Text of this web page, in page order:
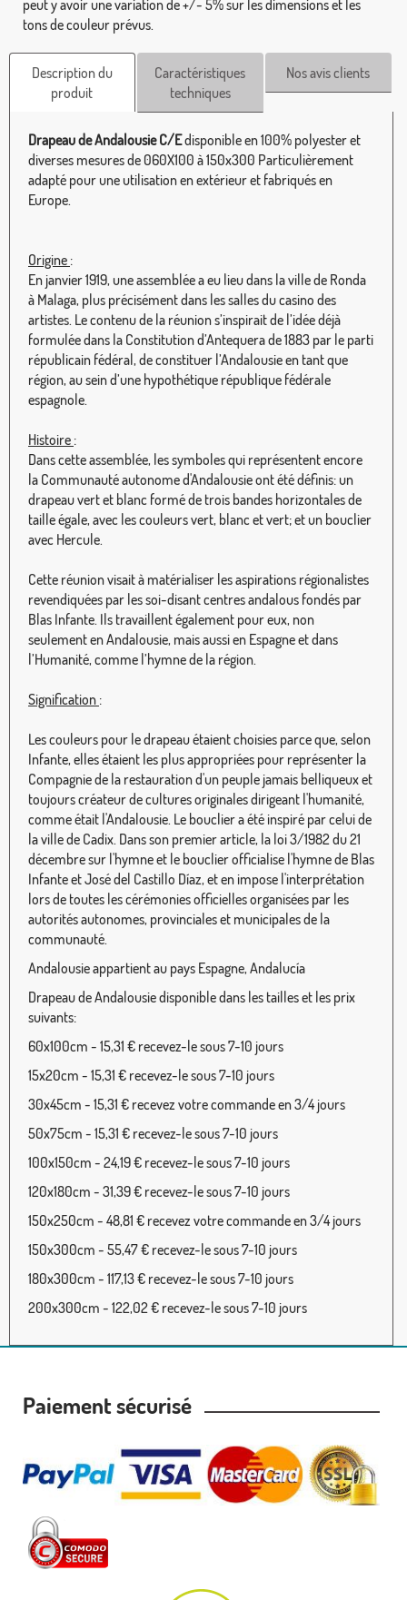
peut y avoir une variation de +/- 5% sur les dimensions et les
tons de couleur prévus.
Description du
produit
Caractéristiques
techniques
Nos avis clients
Drapeau de Andalousie C/Edisponible en 100% polyester et
diverses mesures de 060X100 à 150x300 Particulièrement
adapté pour une utilisation en extérieur et fabriqués en
Europe.
Origine :
En janvier 1919, une assemblée a eu lieu dans la ville de Ronda
à Malaga, plus précisément dans les salles du casino des
artistes. Le contenu de la réunion s’inspirait de l’idée déjà
formulée dans la Constitution d’Antequera de 1883 par le parti
républicain fédéral, de constituer l’Andalousie en tant que
région, au sein d’une hypothétique république fédérale
espagnole.
Histoire :
Dans cette assemblée, les symboles qui représentent encore
la Communauté autonome d'Andalousie ont été définis: un
drapeau vert et blanc formé de trois bandes horizontales de
taille égale, avec les couleurs vert, blanc et vert; et un bouclier
avec Hercule.
Cette réunion visait à matérialiser les aspirations régionalistes
revendiquées par les soi-disant centres andalous fondés par
Blas Infante. Ils travaillent également pour eux, non
seulement en Andalousie, mais aussi en Espagne et dans
l’Humanité, comme l’hymne de la région.
Signification :
Les couleurs pour le drapeau étaient choisies parce que, selon
Infante, elles étaient les plus appropriées pour représenter la
Compagnie de la restauration d'un peuple jamais belliqueux et
toujours créateur de cultures originales dirigeant l'humanité,
comme était l'Andalousie. Le bouclier a été inspiré par celui de
la ville de Cadix. Dans son premier article, la loi 3/1982 du 21
décembre sur l'hymne et le bouclier officialise l'hymne de Blas
Infante et José del Castillo Díaz, et en impose l'interprétation
lors de toutes les cérémonies officielles organisées par les
autorités autonomes, provinciales et municipales de la
communauté.
Andalousie appartient au pays Espagne, Andalucía
Drapeau de Andalousie disponible dans les tailles et les prix
suivants:
60x100cm - 15,31 € recevez-le sous 7-10 jours
15x20cm - 15,31 € recevez-le sous 7-10 jours
30x45cm - 15,31 € recevez votre commande en 3/4 jours
50x75cm - 15,31 € recevez-le sous 7-10 jours
100x150cm - 24,19 € recevez-le sous 7-10 jours
120x180cm - 31,39 € recevez-le sous 7-10 jours
150x250cm - 48,81 € recevez votre commande en 3/4 jours
150x300cm - 55,47 € recevez-le sous 7-10 jours
180x300cm - 117,13 € recevez-le sous 7-10 jours
200x300cm - 122,02 € recevez-le sous 7-10 jours
Paiement sécurisé